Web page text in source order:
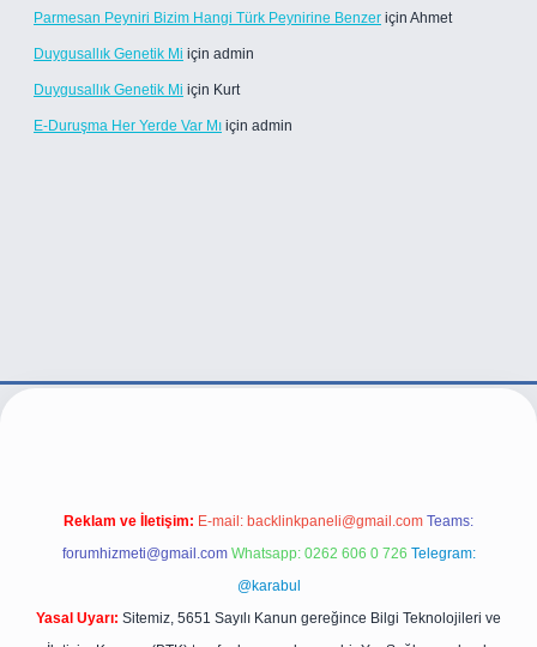
Parmesan Peyniri Bizim Hangi Türk Peynirine Benzer için Ahmet
Duygusallık Genetik Mi için admin
Duygusallık Genetik Mi için Kurt
E-Duruşma Her Yerde Var Mı için admin
Reklam ve İletişim: E-mail: backlinkpaneli@gmail.com Teams:
forumhizmeti@gmail.com Whatsapp: 0262 606 0 726 Telegram:
@karabul
Yasal Uyarı: Sitemiz, 5651 Sayılı Kanun gereğince Bilgi Teknolojileri ve